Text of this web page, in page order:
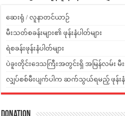
ဆေးရုံ / လူနာတင်ယာဉ်
မီးသတ်စခန်းများ၏ ဖုန်းနံပါတ်များ
ရဲစခန်းဖုန်းနံပါတ်များ
ပဲခူးတိုင်းဒေသကြီးအတွင်းရှိ အမြန်လမ်း မီး
လျှပ်စစ်မီးပျက်ပါက ဆက်သွယ်ရမည့် ဖုန်းနံပ